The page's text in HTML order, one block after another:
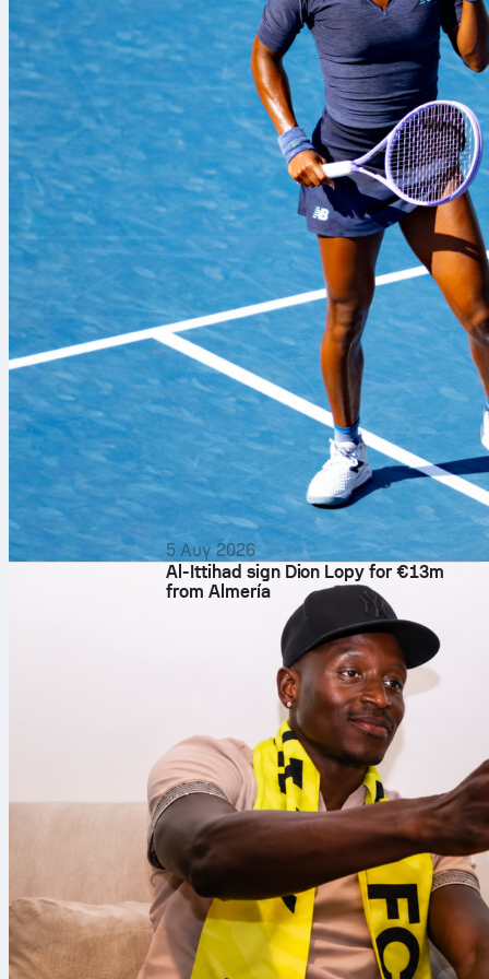
5 Αυγ 2026
Al-Ittihad sign Dion Lopy for €13m
from Almería